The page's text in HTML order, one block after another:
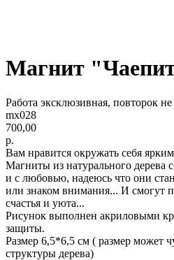
Магнит
Работа эксклюзивная, повторок не
mx028
700,00
р.
Вам нравится окружать себя
Магниты из натурального дерева
и с любовью, надеюсь что они
или знаком внимания... И смогут
счастья и уюта...
Рисунок выполнен акриловыми
защиты.
Размер 6,5*6,5 см ( размер может
структуры дерева)